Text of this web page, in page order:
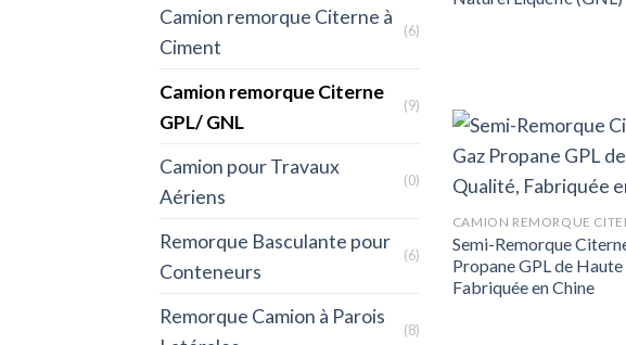
Camion remorque Citerne à
Ciment
(6)
Camion remorque Citerne
GPL/ GNL
(9)
Camion pour Travaux
Aériens
(0)
Remorque Basculante pour
Conteneurs
(6)
Remorque Camion à Parois
(8)
CAMION REMORQUE
Semi-Remorque
Propane GPL de
Fabriquée en Chine